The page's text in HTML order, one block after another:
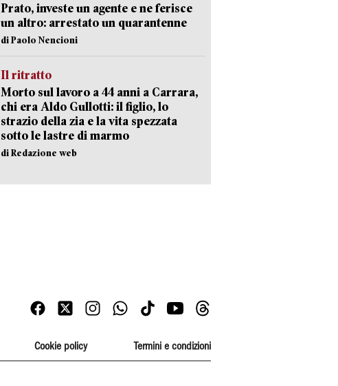
Prato, investe un agente e ne ferisce
un altro: arrestato un quarantenne
di Paolo Nencioni
Il ritratto
Morto sul lavoro a 44 anni a Carrara,
chi era Aldo Gullotti: il figlio, lo
strazio della zia e la vita spezzata
sotto le lastre di marmo
di Redazione web
Cookie policy Termini e condizioni